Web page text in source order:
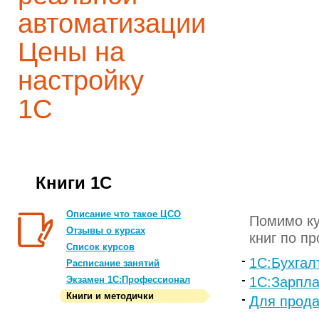
автоматизации
Цены на
настройку
1С
Книги 1С
Описание что такое ЦСО
Отзывы о курсах
Список курсов
Расписание занятий
Экзамен 1С:Профессионал
Книги и методички
Помимо
книг по
Для